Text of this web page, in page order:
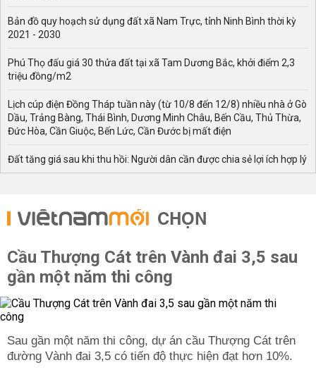
Bản đồ quy hoạch sử dụng đất xã Nam Trực, tỉnh Ninh Bình thời kỳ
2021 - 2030
Phú Thọ đấu giá 30 thửa đất tại xã Tam Dương Bắc, khởi điểm 2,3
triệu đồng/m2
Lịch cúp điện Đồng Tháp tuần này (từ 10/8 đến 12/8) nhiều nhà ở Gò
Dầu, Trảng Bàng, Thái Bình, Dương Minh Châu, Bến Cầu, Thủ Thừa,
Đức Hòa, Cần Giuộc, Bến Lức, Cần Đước bị mất điện
Đất tăng giá sau khi thu hồi: Người dân cần được chia sẻ lợi ích hợp lý
CHỌN
Cầu Thượng Cát trên Vành đai 3,5 sau
gần một năm thi công
Sau gần một năm thi công, dự án cầu Thượng Cát trên
đường Vành đai 3,5 có tiến độ thực hiện đạt hơn 10%.